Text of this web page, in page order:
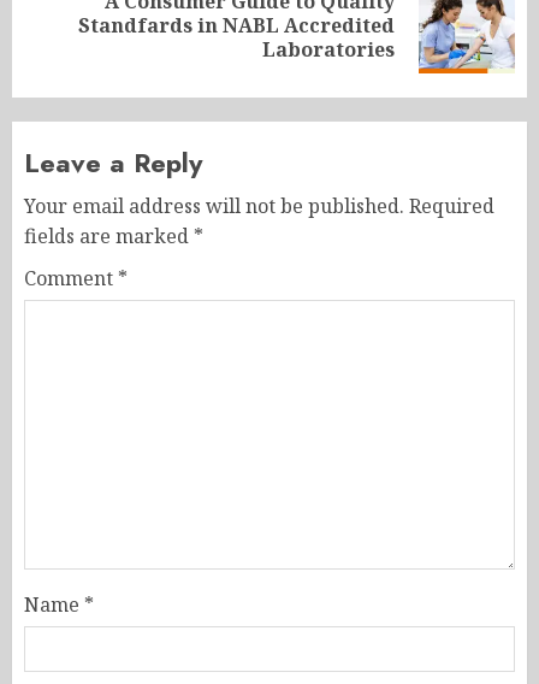
Standfards in NABL Accredited
Laboratories
Leave a Reply
Your email address will not be published. Required
fields are marked *
Comment *
Name *